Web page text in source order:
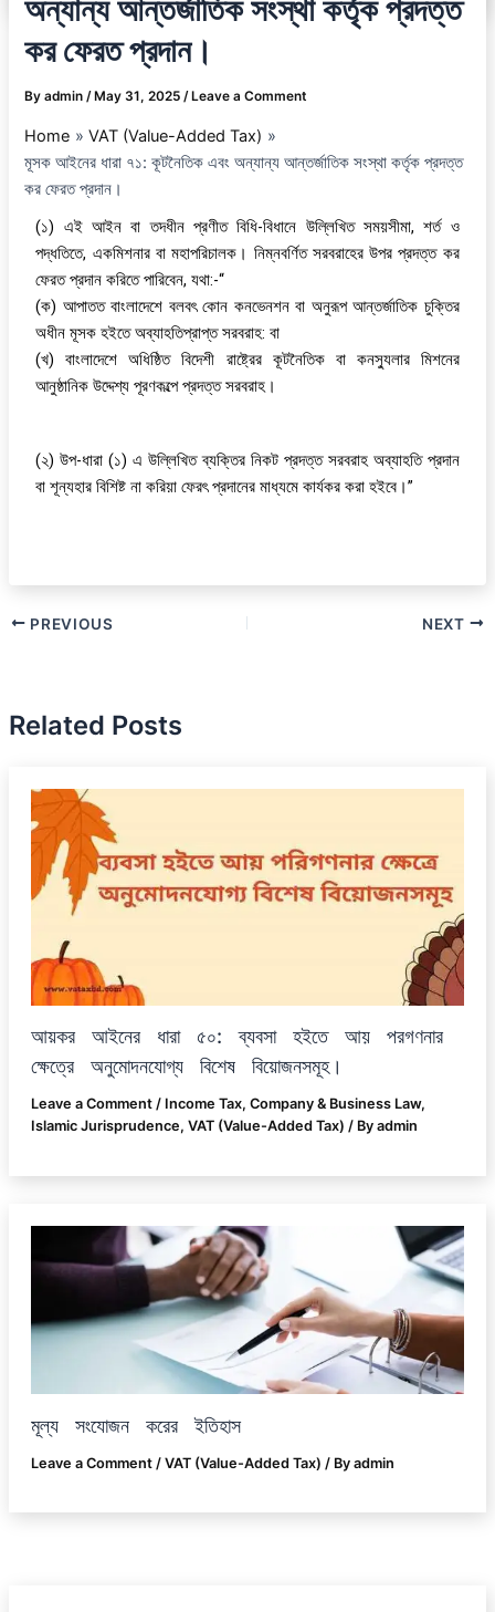
অন্যান্য আন্তর্জাতিক সংস্থা কর্তৃক প্রদত্ত
কর ফেরত প্রদান।
Byadmin/ May 31, 2025/ Leave a Comment
Home
VAT (Value-Added Tax)
মূসক আইনের ধারা ৭১: কূটনৈতিক এবং অন্যান্য আন্তর্জাতিক সংস্থা কর্তৃক প্রদত্ত
কর ফেরত প্রদান।
(১) এই আইন বা তদধীন প্রণীত বিধি-বিধানে উল্লিখিত সময়সীমা, শর্ত ও
পদ্ধতিতে, একমিশনার বা মহাপরিচালক। নিম্নবর্ণিত সরবরাহের উপর প্রদত্ত কর
ফেরত প্রদান করিতে পারিবেন, যথা:-“
(ক) আপাতত বাংলাদেশে বলবৎ কোন কনভেনশন বা অনুরূপ আন্তর্জাতিক চুক্তির
অধীন মূসক হইতে অব্যাহতিপ্রাপ্ত সরবরাহ: বা
(খ) বাংলাদেশে অধিষ্ঠিত বিদেশী রাষ্ট্রের কূটনৈতিক বা কনস্যুলার মিশনের
আনুষ্ঠানিক উদ্দেশ্য পূরণকল্পে প্রদত্ত সরবরাহ।
(২) উপ-ধারা (১) এ উল্লিখিত ব্যক্তির নিকট প্রদত্ত সরবরাহ অব্যাহতি প্রদান
বা শূন্যহার বিশিষ্ট না করিয়া ফেরৎ প্রদানের মাধ্যমে কার্যকর করা হইবে।”
PREVIOUS NEXT
Related Posts
আয়কর আইনের ধারা ৫০: ব্যবসা হইতে আয় পরগণনার
ক্ষেত্রে অনুমোদনযোগ্য বিশেষ বিয়োজনসমূহ।
Leave a Comment / Income Tax, Company & Business Law,
Islamic Jurisprudence, VAT (Value-Added Tax) / By admin
মূল্য সংযোজন করের ইতিহাস
Leave a Comment / VAT (Value-Added Tax) / By admin